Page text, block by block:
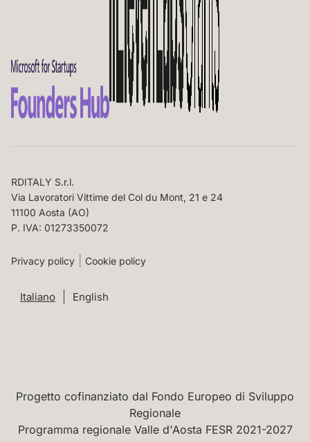
RDITALY S.r.l.
Via Lavoratori Vittime del Col du Mont, 21 e 24
11100 Aosta (AO)
P. IVA: 01273350072
Privacy policy Cookie policy
Italiano English
Progetto cofinanziato dal Fondo Europeo di Sviluppo
Regionale
Programma regionale Valle d'Aosta FESR 2021-2027